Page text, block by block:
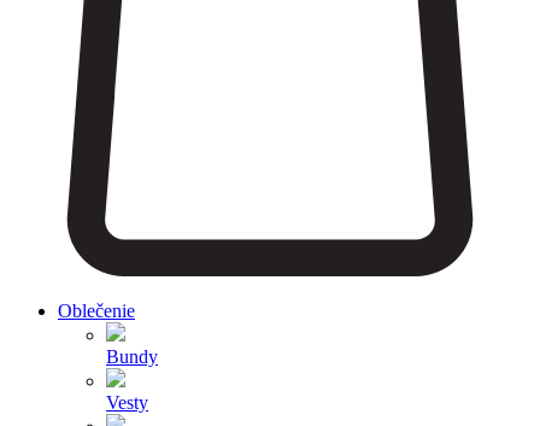
Oblečenie
Bundy
Vesty